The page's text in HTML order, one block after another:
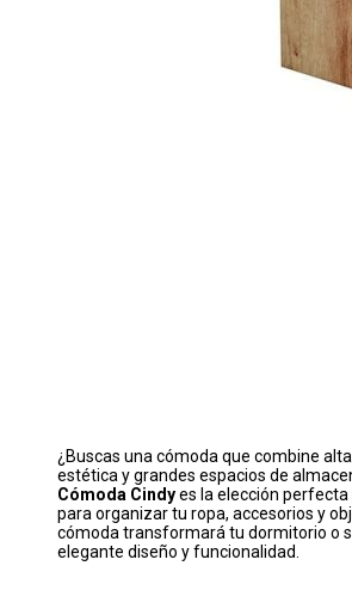
¿Buscas una cómoda que combine
estética y grandes espacios de
Cómoda Cindyes la elección perfecta
para organizar tu ropa, accesorios y
cómoda transformará tu dormitorio o
elegante diseño y funcionalidad.